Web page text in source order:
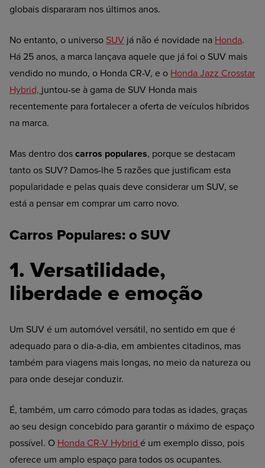
globais dispararam nos últimos anos.
No entanto, o universo SUV já não é novidade na Honda.
Há 25 anos, a marca lançava aquele que já foi o SUV mais
vendido no mundo, o Honda CR-V, e o Honda Jazz Crosstar
Hybrid, juntou-se à gama de SUV Honda mais
recentemente para fortalecer a oferta de veículos híbridos
na marca.
Mas dentro dos carros populares, porque se destacam
tanto os SUV? Damos-lhe 5 razões que justificam esta
popularidade e pelas quais deve considerar um SUV, se
está a pensar em comprar um carro novo.
Carros Populares: o SUV
1. Versatilidade,
liberdade e emoção
Um SUV é um automóvel versátil, no sentido em que é
adequado para o dia-a-dia, em ambientes citadinos, mas
também para viagens mais longas, no meio da natureza ou
para onde desejar conduzir.
É, também, um carro cómodo para todas as idades, graças
ao seu design concebido para garantir o máximo de espaço
possível. O Honda CR-V Hybrid é um exemplo disso, pois
oferece um amplo espaço para todos os ocupantes.